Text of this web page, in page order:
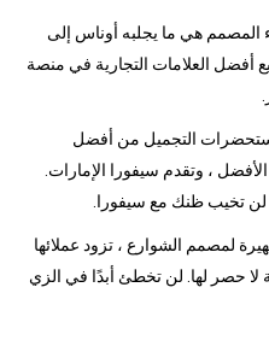
المصمم هي ما يجلبه أوناس إلى
أفضل العلامات التجارية في منصة
التجميل من أفضل
، وتقدم سيفورا الإمارات.
تخيب ظنك مع سيفورا.
لمصمم الشوارع ، تزود عملائها
لا حصر لها. لن تخطئ أبدًا في الزي